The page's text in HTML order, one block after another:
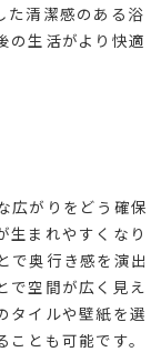
た清潔感のある浴
の生活がより快適
広がりをどう確保
生まれやすくなり
で奥行き感を演出
で空間が広く見え
タイルや壁紙を選
とも可能です。